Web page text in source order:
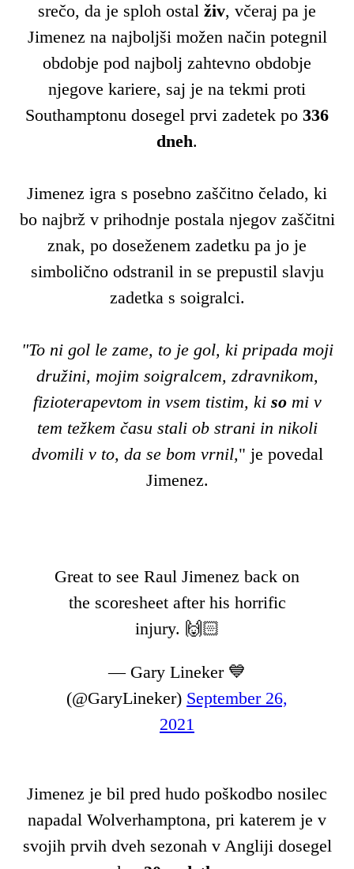
srečo, da je sploh ostal živ, včeraj pa je
Jimenez na najboljši možen način potegnil
obdobje pod najbolj zahtevno obdobje
njegove kariere, saj je na tekmi proti
Southamptonu dosegel prvi zadetek po 336
dneh.
Jimenez igra s posebno zaščitno čelado, ki
bo najbrž v prihodnje postala njegov zaščitni
znak, po doseženem zadetku pa jo je
simbolično odstranil in se prepustil slavju
zadetka s soigralci.
"To ni gol le zame, to je gol, ki pripada moji
družini, mojim soigralcem, zdravnikom,
fizioterapevtom in vsem tistim, ki so mi v
tem težkem času stali ob strani in nikoli
dvomili v to, da se bom vrnil," je povedal
Jimenez.
Great to see Raul Jimenez back on
the scoresheet after his horrific
injury. 🙌🏻
— Gary Lineker 💙
(@GaryLineker) September 26,
2021
Jimenez je bil pred hudo poškodbo nosilec
napadal Wolverhamptona, pri katerem je v
svojih prvih dveh sezonah v Angliji dosegel